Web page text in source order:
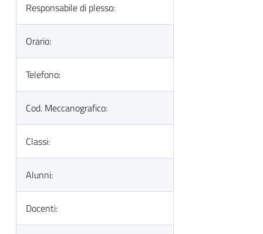
Responsabile di plesso:
Orario:
Telefono:
Cod. Meccanografico:
Classi:
Alunni:
Docenti: